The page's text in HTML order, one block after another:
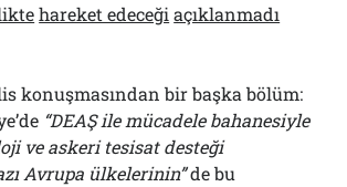
hareket edeceği açıklanmadı
konuşmasından bir başka bölüm:
“DEAŞ ile mücadele bahanesiyle
ve askeri tesisat desteği
Avrupa ülkelerinin”de bu